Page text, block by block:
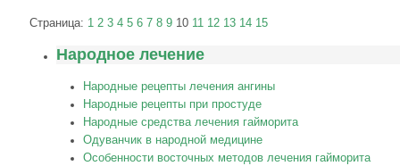
Страница: 1 2 3 4 5 6 7 8 9 10 11 12 13 14 15
Народное лечение
Народные рецепты лечения ангины
Народные рецепты при простуде
Народные средства лечения гайморита
Одуванчик в народной медицине
Особенности восточных методов лечения гайморита